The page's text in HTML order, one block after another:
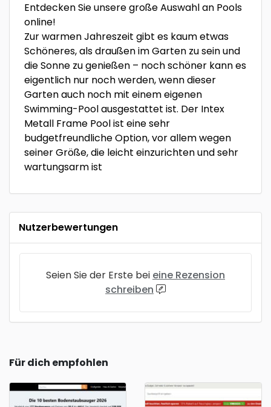
Entdecken Sie unsere große Auswahl an Pools
online!
Zur warmen Jahreszeit gibt es kaum etwas
Schöneres, als draußen im Garten zu sein und
die Sonne zu genießen – noch schöner kann es
eigentlich nur noch werden, wenn dieser
Garten auch noch mit einem eigenen
Swimming-Pool ausgestattet ist. Der Intex
Metall Frame Pool ist eine sehr
budgetfreundliche Option, vor allem wegen
seiner Größe, die leicht einzurichten und sehr
wartungsarm ist
Nutzerbewertungen
Seien Sie der Erste bei eine Rezension
schreiben
Für dich empfohlen